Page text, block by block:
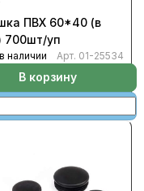
ПВХ 60*40 (в
700шт/уп
наличии Арт. 01-25534
В корзину